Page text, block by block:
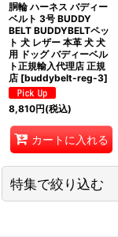
胴輪 ハーネス バディー
ベルト 3号 BUDDY
BELT BUDDYBELTペッ
ト 犬 レザー 本革 犬 犬
用 ドッグ バディーベル
ト正規輸入代理店 正規
店 [buddybelt-reg-3]
8,810円(税込)
カートに入れる
特集で絞り込む